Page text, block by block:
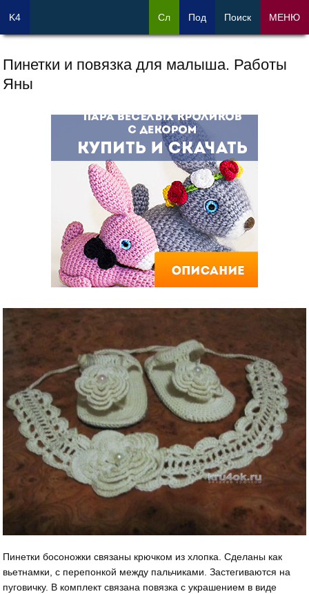
Пинетки и повязка для малыша. Работы
Яны
Пинетки босоножки связаны крючком из хлопка. Сделаны как
вьетнамки, с перепонкой между пальчиками. Застегиваются на
пуговичку. В комплект связана повязка с украшением в виде
K4 Сл Под Поиск МЕНЮ